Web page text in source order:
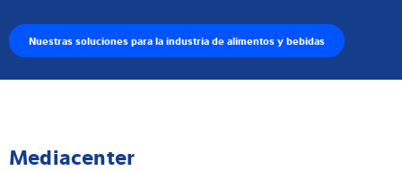
Nuestras soluciones para la industria de alimentos y bebidas
Mediacenter